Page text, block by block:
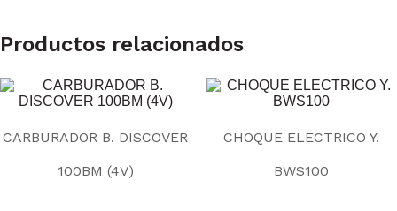
Productos relacionados
CARBURADOR B. DISCOVER
100BM (4V)
CHOQUE ELECTRICO Y.
BWS100